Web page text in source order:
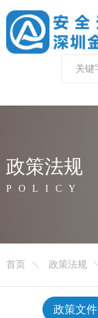
政策法规
POLICY
首页 政策法规
政策文件